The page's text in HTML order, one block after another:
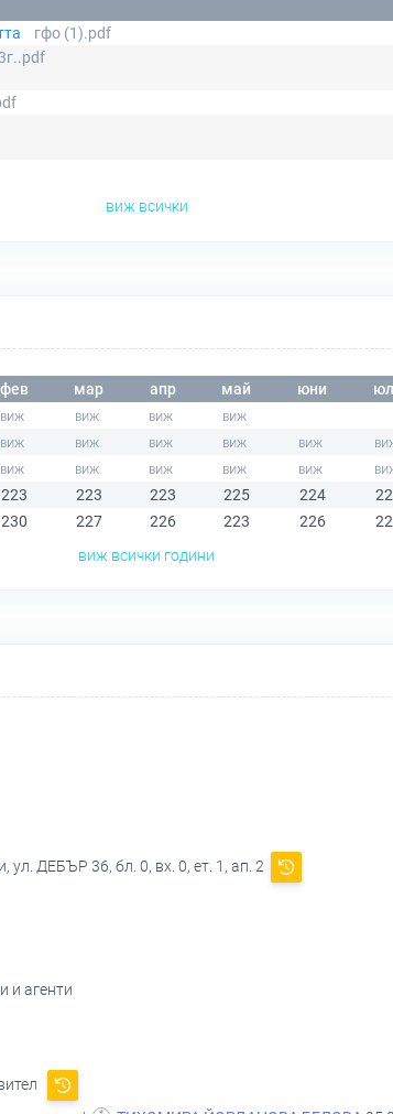
гфо (1).pdf
виж всички
фев мар апр май юни
223 223 223 225 224
230 227 226 223 226
виж всички години
ДЕБЪР 36, бл. 0, вх. 0, ет. 1, ап. 2
и агенти